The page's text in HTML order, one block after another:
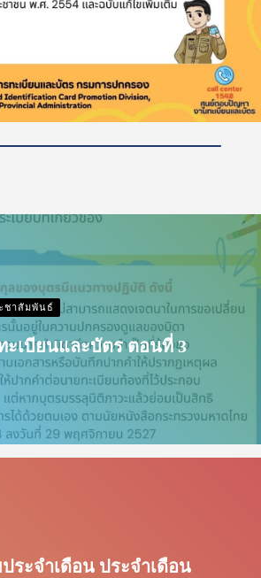
ชาสัมพันธ์
ะเบียนและบัตร ตอนที่ 3
ระจำเดือน ประจำเดือน